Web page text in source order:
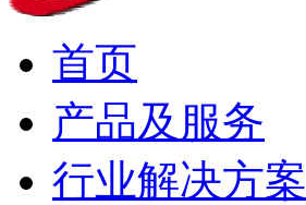
首页
产品及服务
行业解决方案